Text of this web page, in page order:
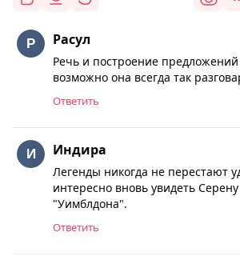
Расул
Речь и построение
возможно она всегда так
Ответить
Индира
Легенды никогда не перестают
интересно вновь увидеть
"Уимблдона".
Ответить